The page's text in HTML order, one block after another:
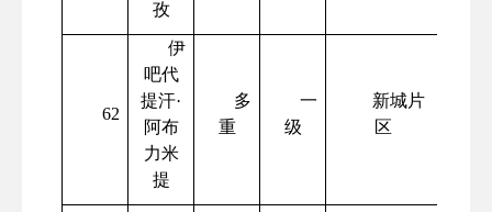
孜
62
伊
吧代
提汗·
阿布
力米
提
多
重
一
级
新城片
区